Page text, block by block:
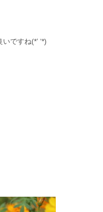
ですね(*’ ‘*)